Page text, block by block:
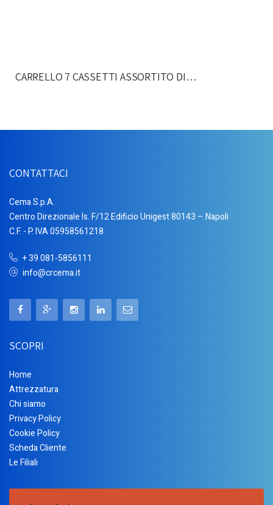
CARRELLO 7 CASSETTI ASSORTITO DI…
CONTATTACI
Cema S.p.A.
Centro Direzionale Is. F/12 Edificio Unigest 80143 – Napoli
C.F. - P. IVA 05958561218
+ 39 081-5856111
info@crcema.it
SCOPRI
Home
Attrezzatura
Chi siamo
Privacy Policy
Cookie Policy
Scheda Cliente
Le Filiali